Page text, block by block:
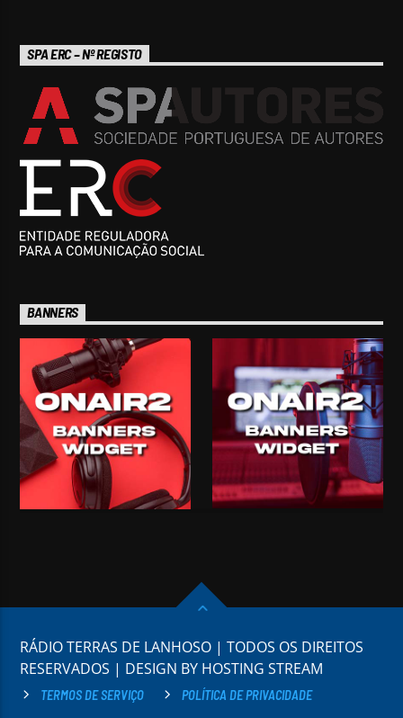
SPA ERC – Nº REGISTO
BANNERS
RÁDIO TERRAS DE LANHOSO | TODOS OS DIREITOS
RESERVADOS | DESIGN BY HOSTING STREAM
TERMOS DE SERVIÇO POLÍTICA DE PRIVACIDADE